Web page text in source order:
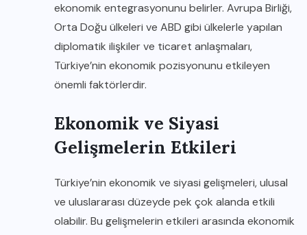
ekonomik entegrasyonunu belirler. Avrupa Birliği,
Orta Doğu ülkeleri ve ABD gibi ülkelerle yapılan
diplomatik ilişkiler ve ticaret anlaşmaları,
Türkiye’nin ekonomik pozisyonunu etkileyen
önemli faktörlerdir.
Ekonomik ve Siyasi
Gelişmelerin Etkileri
Türkiye’nin ekonomik ve siyasi gelişmeleri, ulusal
ve uluslararası düzeyde pek çok alanda etkili
olabilir. Bu gelişmelerin etkileri arasında ekonomik